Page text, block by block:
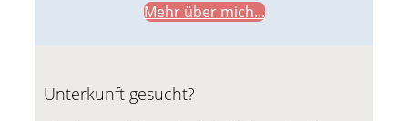
Mehr über mich...
Unterkunft gesucht?